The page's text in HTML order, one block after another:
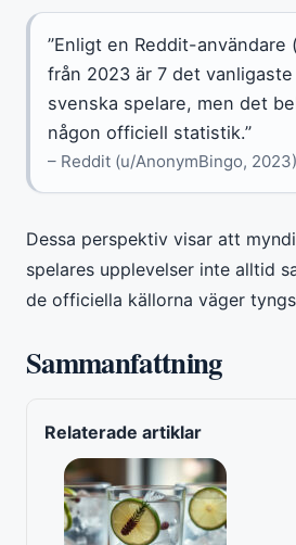
”Enligt en Reddit-användare
från 2023 är 7 det
svenska spelare, men det
någon officiell statistik.”
– Reddit (u/AnonymBingo, 2023)
Dessa perspektiv visar att
spelares upplevelser inte alltid
de officiella källorna väger
Sammanfattning
Relaterade artiklar